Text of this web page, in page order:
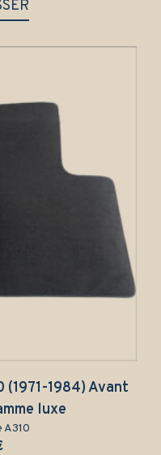
1984) Avant
luxe